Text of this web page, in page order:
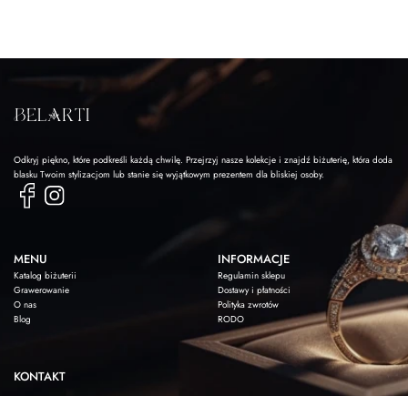
Odkryj piękno, które podkreśli każdą chwilę. Przejrzyj nasze kolekcje i znajdź biżuterię, która doda
blasku Twoim stylizacjom lub stanie się wyjątkowym prezentem dla bliskiej osoby.
MENU
Katalog biżuterii
Grawerowanie
O nas
Blog
INFORMACJE
Regulamin sklepu
Dostawy i płatności
Polityka zwrotów
RODO
KONTAKT